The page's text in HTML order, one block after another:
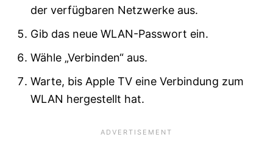
der verfügbaren Netzwerke aus.
Gib das neue WLAN-Passwort ein.
Wähle „Verbinden“ aus.
Warte, bis Apple TV eine Verbindung zum
WLAN hergestellt hat.